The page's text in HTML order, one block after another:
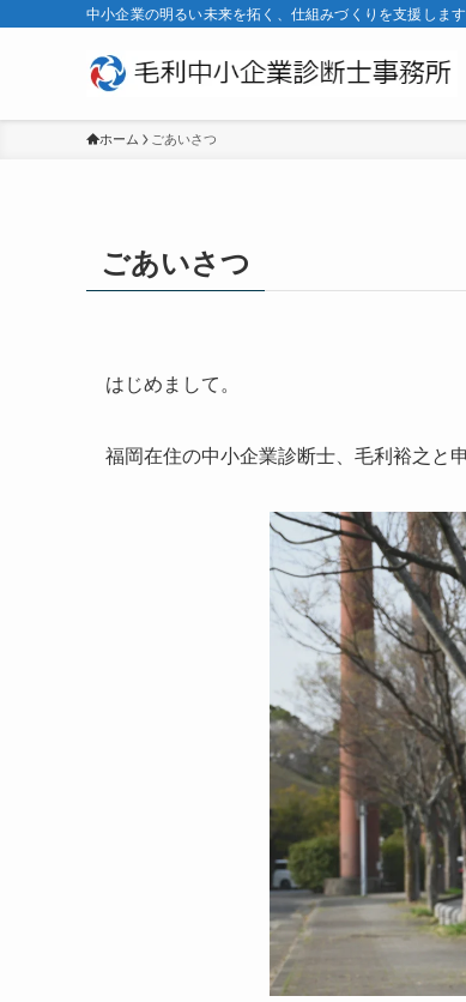
中小企業の明るい未来を拓く、仕組みづくりを支援します
ホーム ごあいさつ
ごあいさつ
はじめまして。
福岡在住の中小企業診断士、毛利裕之と申